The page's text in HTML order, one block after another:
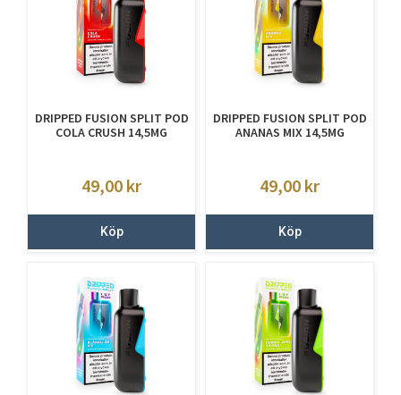
DRIPPED FUSION SPLIT POD
COLA CRUSH 14,5MG
49,00 kr
Köp
DRIPPED FUSION SPLIT POD
ANANAS MIX 14,5MG
49,00 kr
Köp